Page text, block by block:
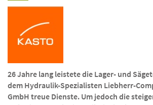
26 Jahre lang leistete die Lager- und
dem Hydraulik-Spezialisten Liebherr-
GmbH treue Dienste. Um jedoch die